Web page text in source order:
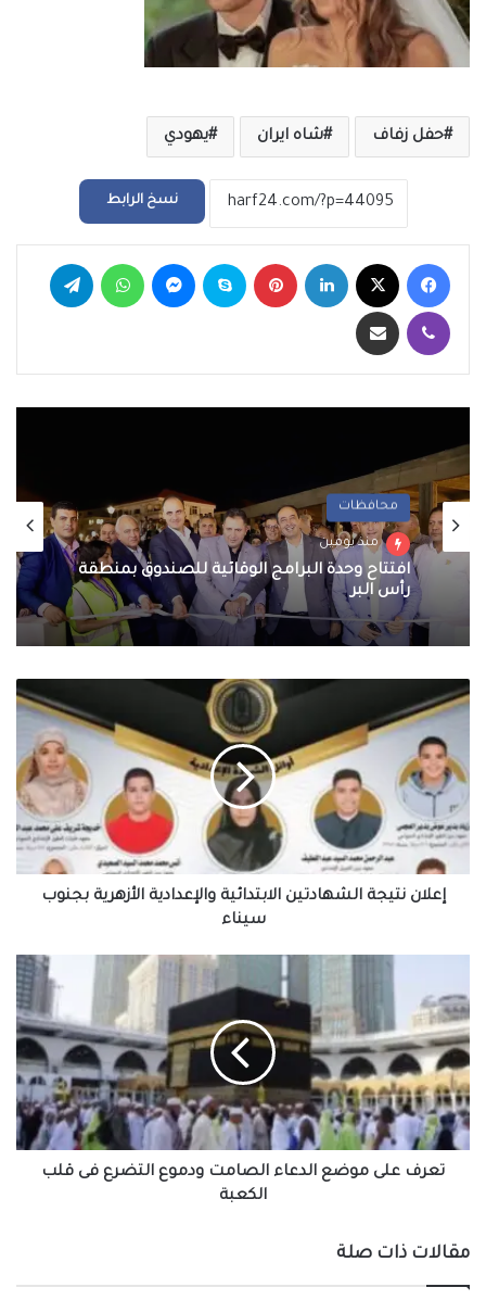
حفل زفاف شاه ايران يهودي
نسخ الرابط
فيسبوك لينكدإن بينتيريست سكايب ماسنجر واتساب
ڤايبر مشاركة عبر البريد
محافظات
منذ يومين
افتتاح وحدة البرامج الوقائية للصندوق بمنطقة
رأس البر
إعلان
نتيجة
الشهادتين
الابتدائية
والإعدادية
الأزهرية
بجنوب
سيناء
إعلان نتيجة الشهادتين الابتدائية والإعدادية الأزهرية بجنوب
سيناء
موضع
الدعاء
الصامت
ودموع
التضرع
فى
قلب
الكعبةتعرف على موضع الدعاء الصامت ودموع التضرع فى قلب
الكعبة
مقالات ذات صلة